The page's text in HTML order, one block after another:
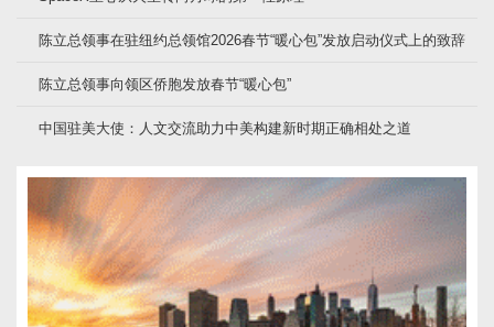
陈立总领事在驻纽约总领馆2026春节“暖心包”发放启动仪式上的致辞
陈立总领事向领区侨胞发放春节“暖心包”
中国驻美大使：人文交流助力中美构建新时期正确相处之道